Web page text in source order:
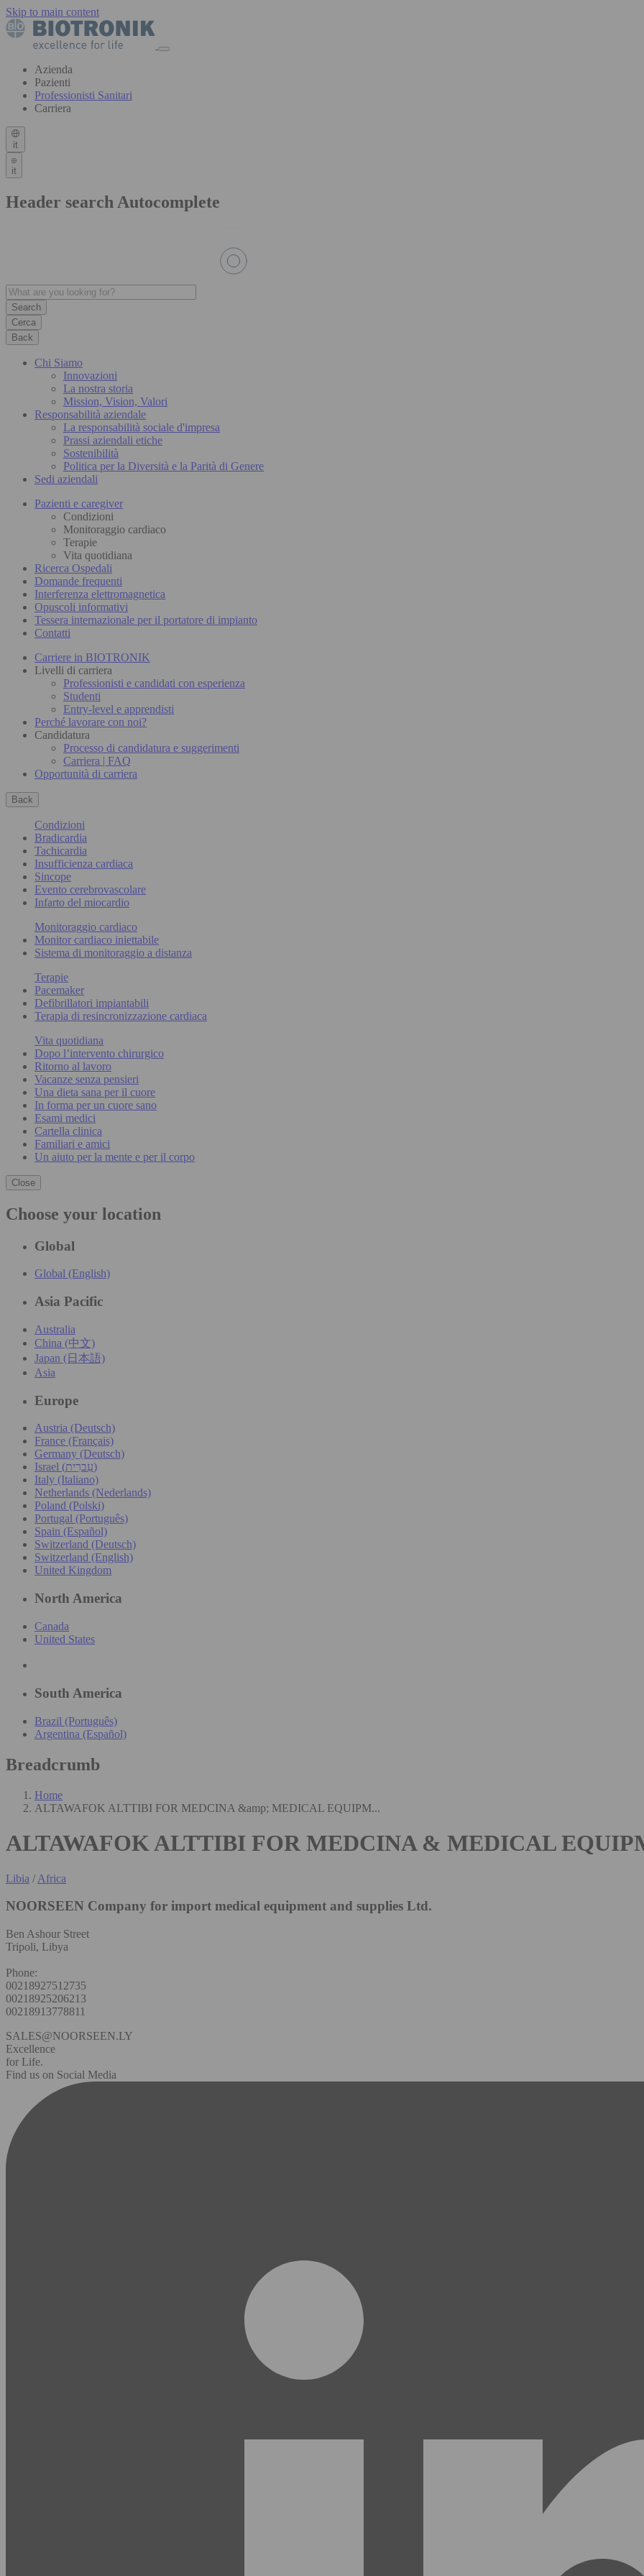
Skip to main content
Azienda
Pazienti
Professionisti Sanitari
Carriera
it
it
Header search Autocomplete
Cerca
Back
Chi Siamo
Innovazioni
La nostra storia
Mission, Vision, Valori
Responsabilità aziendale
La responsabilità sociale d'impresa
Prassi aziendali etiche
Sostenibilità
Politica per la Diversità e la Parità di Genere
Sedi aziendali
Pazienti e caregiver
Condizioni
Monitoraggio cardiaco
Terapie
Vita quotidiana
Ricerca Ospedali
Domande frequenti
Interferenza elettromagnetica
Opuscoli informativi
Tessera internazionale per il portatore di impianto
Contatti
Carriere in BIOTRONIK
Livelli di carriera
Professionisti e candidati con esperienza
Studenti
Entry-level e apprendisti
Perché lavorare con noi?
Candidatura
Processo di candidatura e suggerimenti
Carriera | FAQ
Opportunità di carriera
Back
Condizioni
Bradicardia
Tachicardia
Insufficienza cardiaca
Sincope
Evento cerebrovascolare
Infarto del miocardio
Monitoraggio cardiaco
Monitor cardiaco iniettabile
Sistema di monitoraggio a distanza
Terapie
Pacemaker
Defibrillatori impiantabili
Terapia di resincronizzazione cardiaca
Vita quotidiana
Dopo l’intervento chirurgico
Ritorno al lavoro
Vacanze senza pensieri
Una dieta sana per il cuore
In forma per un cuore sano
Esami medici
Cartella clinica
Familiari e amici
Un aiuto per la mente e per il corpo
Close
Choose your location
Global
Global (English)
Asia Pacific
Australia
China (中文)
Japan (日本語)
Asia
Europe
Austria (Deutsch)
France (Français)
Germany (Deutsch)
Israel (עִברִית)
Italy (Italiano)
Netherlands (Nederlands)
Poland (Polski)
Portugal (Português)
Spain (Español)
Switzerland (Deutsch)
Switzerland (English)
United Kingdom
North America
Canada
United States
South America
Brazil (Português)
Argentina (Español)
Breadcrumb
Home
ALTAWAFOK ALTTIBI FOR MEDCINA &amp; MEDICAL EQUIPM...
ALTAWAFOK ALTTIBI FOR MEDCINA & MEDICAL
Libia / Africa
NOORSEEN Company for import medical equipment and supplies Ltd.
Ben Ashour Street
Tripoli, Libya
Phone:
00218927512735
00218925206213
00218913778811
SALES@NOORSEEN.LY
Excellence
for Life.
Find us on Social Media